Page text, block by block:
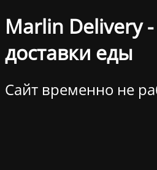
Marlin Delivery
доставки еды
Сайт временно не